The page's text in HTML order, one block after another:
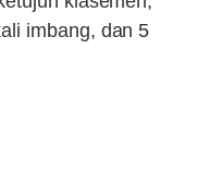
imbang, dan 5